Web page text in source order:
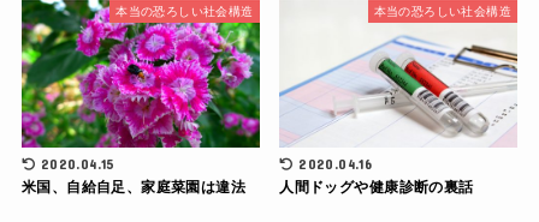
本当の恐ろしい社会構造
2020.04.15
米国、自給自足、家庭菜園は違法
本当の恐ろしい社会構造
2020.04.16
人間ドッグや健康診断の裏話